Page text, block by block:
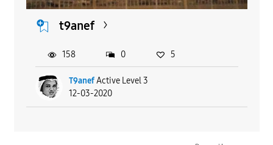
t9anef
T9anef Active Level 3
12-03-2020
158 0 5